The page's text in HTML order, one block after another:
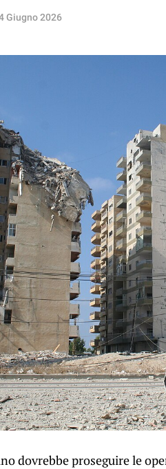
Giugno 2026
dovrebbe proseguire le